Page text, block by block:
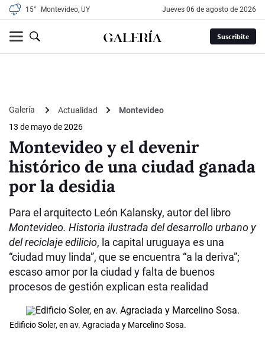
15° Montevideo, UY jueves 06 de agosto de 2026
Suscribite
Galería Actualidad
Montevideo
13 de mayo de 2026
Montevideo y el devenir
histórico de una ciudad ganada
por la desidia
Para el arquitecto León Kalansky, autor del libro
Montevideo. Historia ilustrada del desarrollo urbano y
del reciclaje edilicio, la capital uruguaya es una
“ciudad muy linda”, que se encuentra “a la deriva”;
escaso amor por la ciudad y falta de buenos
procesos de gestión explican esta realidad
Edificio Soler, en av. Agraciada y Marcelino Sosa.